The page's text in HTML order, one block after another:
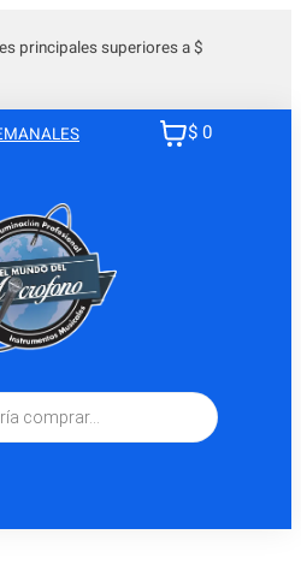
principales superiores a $
$ 0